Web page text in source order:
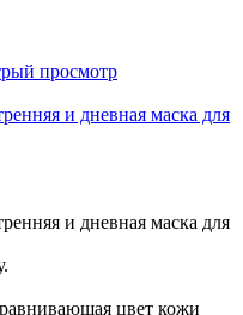
просмотр
и дневная маска для
и дневная маска для
цвет кожи